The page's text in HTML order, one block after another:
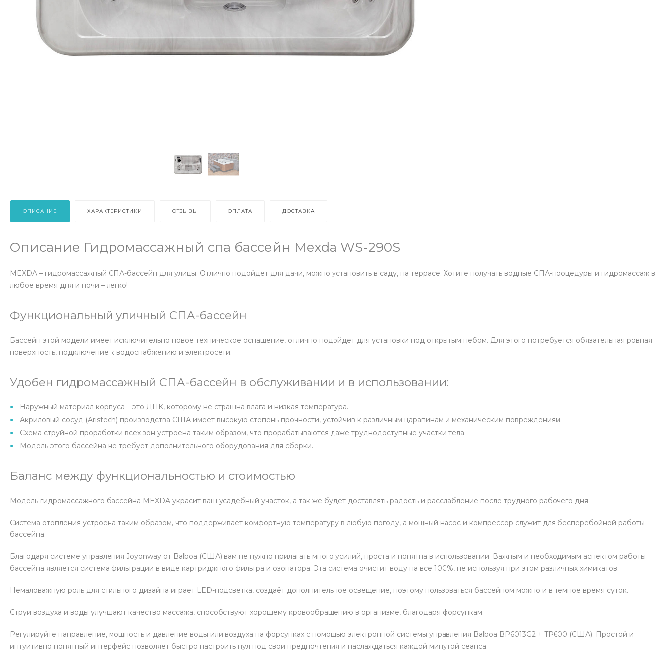
ОПИСАНИЕ ХАРАКТЕРИСТИКИ ОТЗЫВЫ ОПЛАТА ДОСТАВКА
Описание Гидромассажный спа бассейн Mexda WS-290S
MEXDA – гидромассажный СПА-бассейн для улицы. Отлично подойдет для дачи, можно установить в саду, на террасе. Хотите получать водные СПА-процедуры и гидромассаж в
любое время дня и ночи – легко!
Функциональный уличный СПА-бассейн
Бассейн этой модели имеет исключительно новое техническое оснащение, отлично подойдет для установки под открытым небом. Для этого потребуется обязательная ровная
поверхность, подключение к водоснабжению и электросети.
Удобен гидромассажный СПА-бассейн в обслуживании и в использовании:
Наружный материал корпуса – это ДПК, которому не страшна влага и низкая температура.
Акриловый сосуд (Aristech) производства США имеет высокую степень прочности, устойчив к различным царапинам и механическим повреждениям.
Схема струйной проработки всех зон устроена таким образом, что прорабатываются даже труднодоступные участки тела.
Модель этого бассейна не требует дополнительного оборудования для сборки.
Баланс между функциональностью и стоимостью
Модель гидромассажного бассейна MEXDA украсит ваш усадебный участок, а так же будет доставлять радость и расслабление после трудного рабочего дня.
Система отопления устроена таким образом, что поддерживает комфортную температуру в любую погоду, а мощный насос и компрессор служит для бесперебойной работы
бассейна.
Благодаря системе управления Joyonway от Balboa (США) вам не нужно прилагать много усилий, проста и понятна в использовании. Важным и необходимым аспектом работы
бассейна является система фильтрации в виде картриджного фильтра и озонатора. Эта система очистит воду на все 100%, не используя при этом различных химикатов.
Немаловажную роль для стильного дизайна играет LED-подсветка, создаёт дополнительное освещение, поэтому пользоваться бассейном можно и в темное время суток.
Струи воздуха и воды улучшают качество массажа, способствуют хорошему кровообращению в организме, благодаря форсункам.
Регулируйте направление, мощность и давление воды или воздуха на форсунках с помощью электронной системы управления Balboa BP6013G2 + TP600 (США). Простой и
интуитивно понятный интерфейс позволяет быстро настроить пул под свои предпочтения и наслаждаться каждой минутой сеанса.